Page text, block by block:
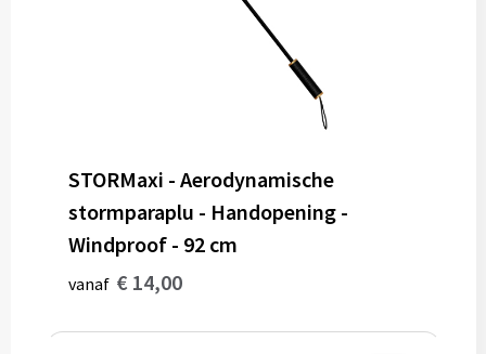
STORMaxi - Aerodynamische
stormparaplu - Handopening -
Windproof - 92 cm
vanaf € 14,00